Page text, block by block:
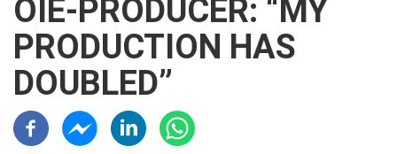
OIE-PRODUCER: “MY
PRODUCTION HAS
DOUBLED”
Résaux sociaux